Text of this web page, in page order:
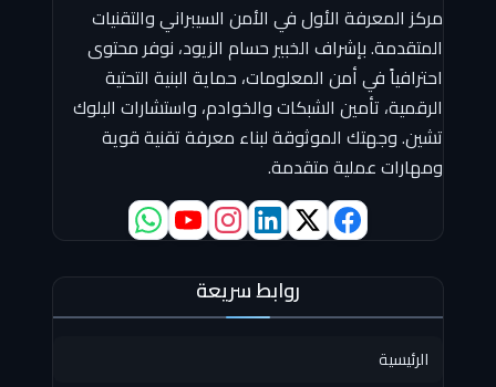
مركز المعرفة الأول في الأمن السيبراني والتقنيات
المتقدمة. بإشراف الخبير حسام الزيود، نوفر محتوى
احترافياً في أمن المعلومات، حماية البنية التحتية
الرقمية، تأمين الشبكات والخوادم، واستشارات البلوك
تشين. وجهتك الموثوقة لبناء معرفة تقنية قوية
ومهارات عملية متقدمة.
روابط سريعة
الرئيسية